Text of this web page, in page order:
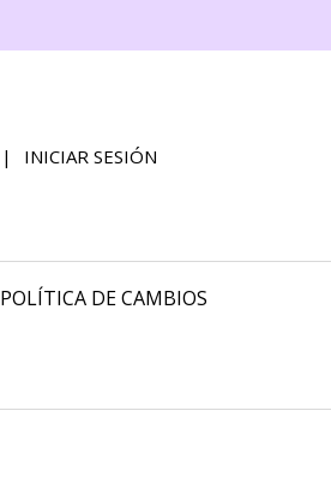
INICIAR SESIÓN
POLÍTICA DE CAMBIOS